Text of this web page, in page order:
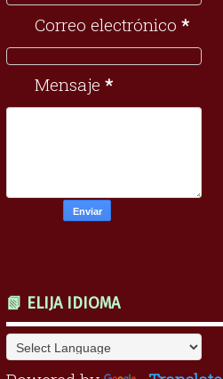
Correo electrónico *
Mensaje *
📗 ELIJA IDIOMA